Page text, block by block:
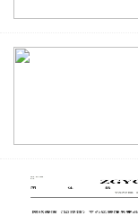
了全新的“黄泉”副
是需要化身幽冥才
一刻简直成就感爆
戏也推出了